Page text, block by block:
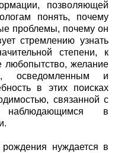
позволяющей
понять, почему
проблемы, почему он
стремлению узнать
степени, к
любопытство, желание
осведомленным и
в этих поисках
связанной с
наблюдающимся в
нуждается в